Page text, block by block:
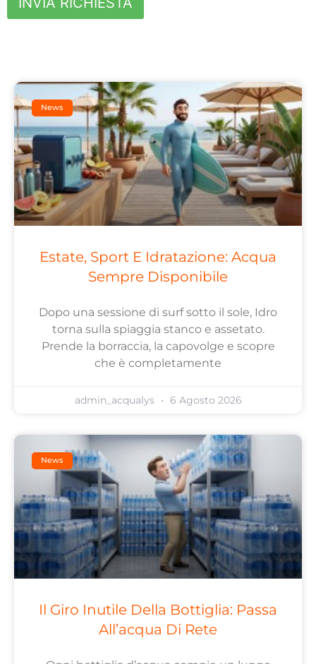
News
Estate, Sport E Idratazione: Acqua
Sempre Disponibile
Dopo una sessione di surf sotto il sole, Idro
torna sulla spiaggia stanco e assetato.
Prende la borraccia, la capovolge e scopre
che è completamente
admin_acqualys 6 Agosto 2026
News
Il Giro Inutile Della Bottiglia: Passa
All’acqua Di Rete